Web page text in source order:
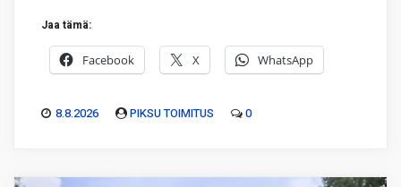
Jaa tämä:
Facebook X WhatsApp
8.8.2026 PIKSU TOIMITUS 0